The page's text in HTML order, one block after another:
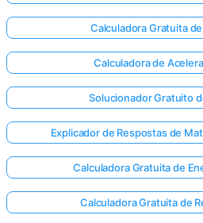
Calculadora Gratuita
Calculadora de
Solucionador Gratuito
Explicador de Respostas de
Calculadora Gratuita de
Calculadora Gratuita de